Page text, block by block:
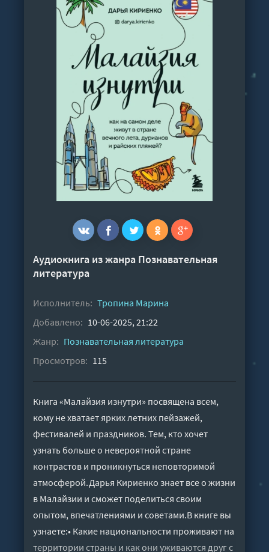
Аудиокнига из жанра Познавательная
литература
Исполнитель: Тропина Марина
Добавлено: 10-06-2025, 21:22
Жанр: Познавательная литература
Просмотров: 115
Книга «Малайзия изнутри» посвящена всем,
кому не хватает ярких летних пейзажей,
фестивалей и праздников. Тем, кто хочет
узнать больше о невероятной стране
контрастов и проникнуться неповторимой
атмосферой.Дарья Кириенко знает все о жизни
в Малайзии и сможет поделиться своим
опытом, впечатлениями и советами.В книге вы
узнаете:• Какие национальности проживают на
территории страны и как они уживаются друг с